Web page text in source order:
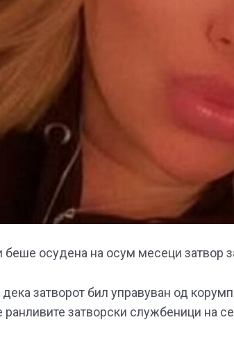
осудена на осум месеци затвор
затворот бил управуван од
ранливите затворски службеници на